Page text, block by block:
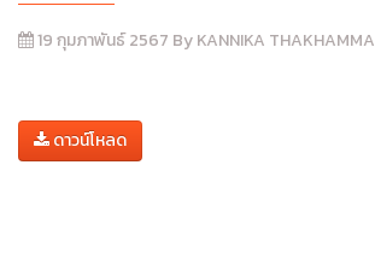
19 กุมภาพันธ์ 2567 By KANNIKA THAKHAMMA
ดาวน์โหลด